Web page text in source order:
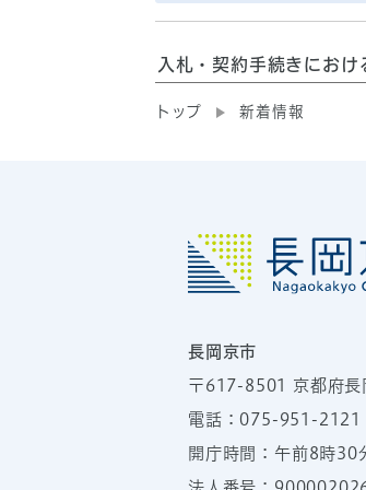
入札・契約手続きにお
トップ 新着情報
長岡京市
〒617-8501 京都府
電話：075-951-2121
開庁時間：午前8時